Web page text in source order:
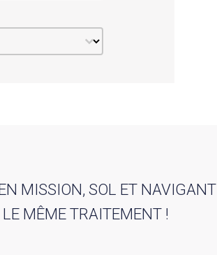
MISSION, SOL ET NAVIGANT
MÊME TRAITEMENT !